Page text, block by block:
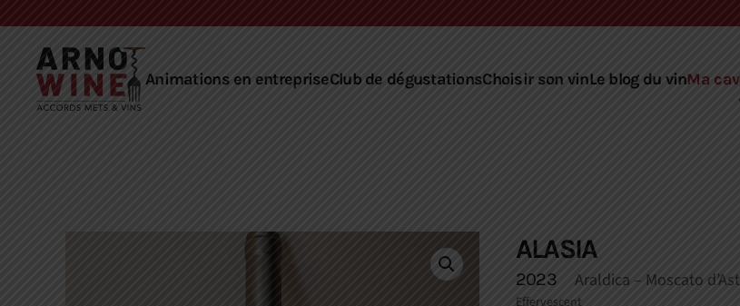
Skip to main content
Animations en entrepriseClub de dégustationsChoisir son vinLe blog du vinMa
ALASIA
2023 Araldica – Moscato
Effervescent